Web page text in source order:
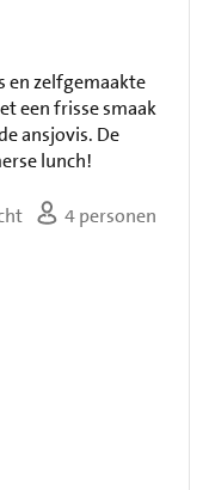
en zelfgemaakte
een frisse smaak
ansjovis. De
lunch!
4 personen